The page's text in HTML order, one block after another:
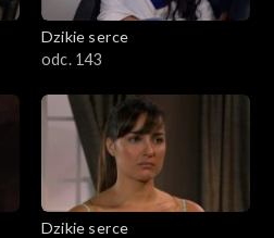
Dzikie serce
odc. 143
Dzikie serce